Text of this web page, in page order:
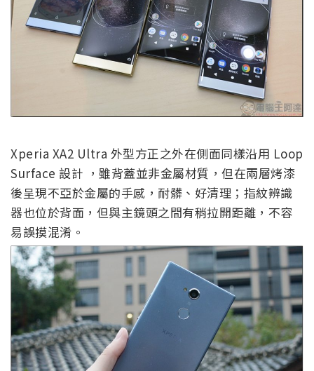
Xperia XA2 Ultra 外型方正之外在側面同樣沿用 Loop
Surface 設計 ，雖背蓋並非金屬材質，但在兩層烤漆
後呈現不亞於金屬的手感，耐髒、好清理；指紋辨識
器也位於背面，但與主鏡頭之間有稍拉開距離，不容
易誤摸混淆。